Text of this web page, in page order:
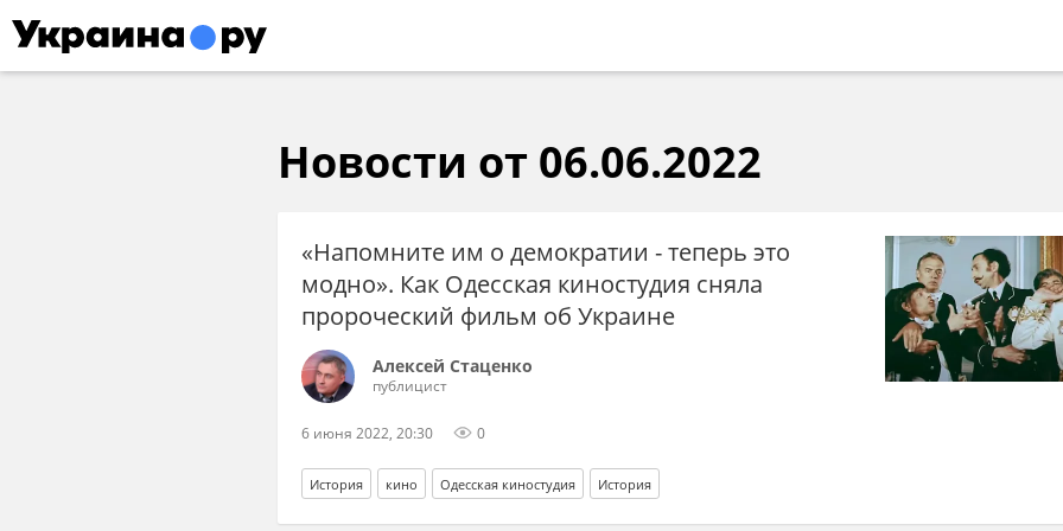
Новости от 06.06.2022
«Напомните им о демократии - теперь это
модно». Как Одесская киностудия сняла
пророческий фильм об Украине
Алексей Стаценко
публицист
6 июня 2022, 20:30 0
История кино Одесская киностудия История